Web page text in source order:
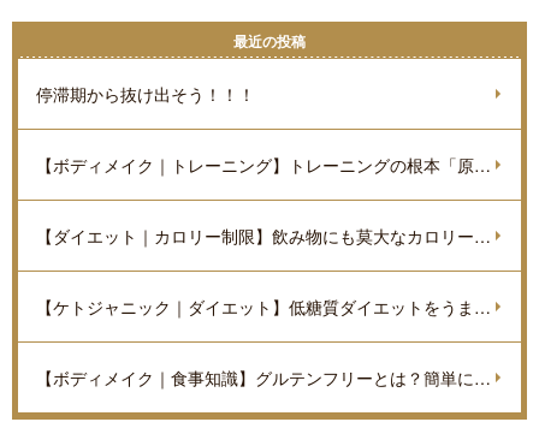
最近の投稿
停滞期から抜け出そう！！！
【ボディメイク｜トレーニング】トレーニングの根本「原理原則」を理解しよう。
【ダイエット｜カロリー制限】飲み物にも莫大なカロリーがあるのをご存知ですか？
【ケトジャニック｜ダイエット】低糖質ダイエットをうまく進めていくポイントを解説
【ボディメイク｜食事知識】グルテンフリーとは？簡単に解説